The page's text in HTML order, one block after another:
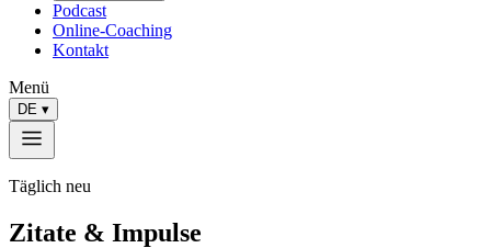
Podcast
Online-Coaching
Kontakt
Menü
DE ▾
Täglich neu
Zitate & Impulse